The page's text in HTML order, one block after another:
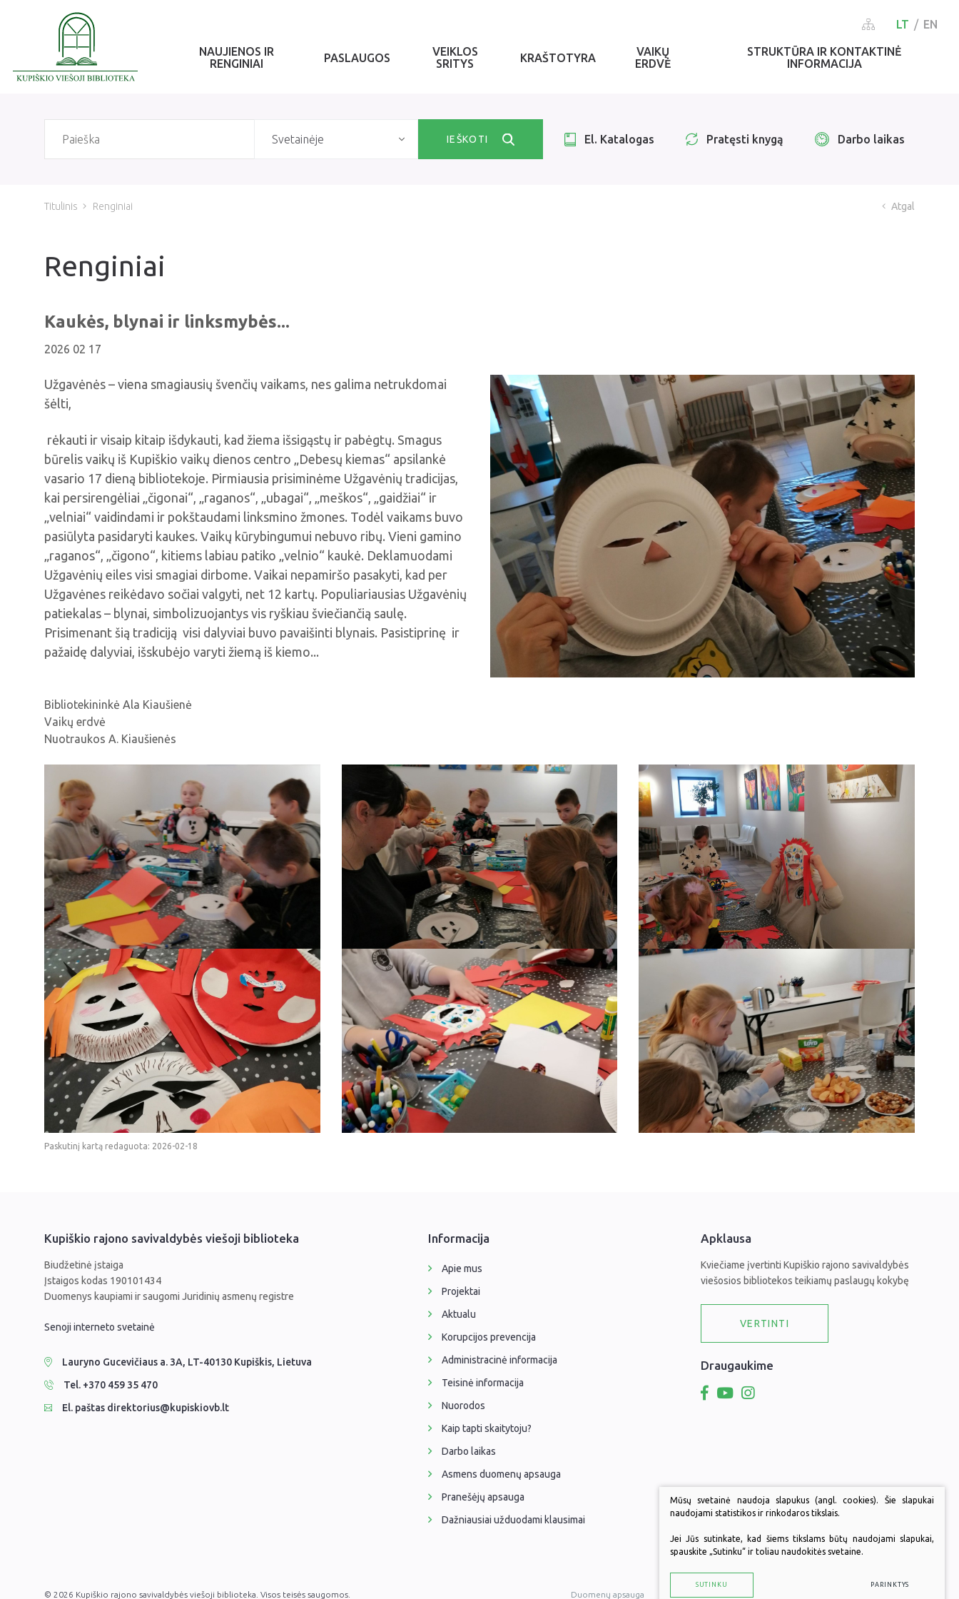
LT EN
NAUJIENOS IR
RENGINIAI
PASLAUGOS
VEIKLOS
SRITYS
KRAŠTOTYRA
VAIKŲ
ERDVĖ
STRUKTŪRA IR KONTAKTINĖ
INFORMACIJA
Svetainėje IEŠKOTI El. Katalogas Pratęsti knygą Darbo laikas
Titulinis Renginiai Atgal
Renginiai
Kaukės, blynai ir linksmybės...
2026 02 17
Užgavėnės – viena smagiausių švenčių vaikams, nes galima netrukdomai
šėlti,
rėkauti ir visaip kitaip išdykauti, kad žiema išsigąstų ir pabėgtų. Smagus
būrelis vaikų iš Kupiškio vaikų dienos centro „Debesų kiemas“ apsilankė
vasario 17 dieną bibliotekoje. Pirmiausia prisiminėme Užgavėnių tradicijas,
kai persirengėliai „čigonai“, „raganos“, „ubagai“, „meškos“, „gaidžiai“ ir
„velniai“ vaidindami ir pokštaudami linksmino žmones. Todėl vaikams buvo
pasiūlyta pasidaryti kaukes. Vaikų kūrybingumui nebuvo ribų. Vieni gamino
„raganos“, „čigono“, kitiems labiau patiko „velnio“ kaukė. Deklamuodami
Užgavėnių eiles visi smagiai dirbome. Vaikai nepamiršo pasakyti, kad per
Užgavėnes reikėdavo sočiai valgyti, net 12 kartų. Populiariausias Užgavėnių
patiekalas – blynai, simbolizuojantys vis ryškiau šviečiančią saulę.
Prisimenant šią tradiciją visi dalyviai buvo pavaišinti blynais. Pasistiprinę ir
pažaidę dalyviai, išskubėjo varyti žiemą iš kiemo...
Bibliotekininkė Ala Kiaušienė
Vaikų erdvė
Nuotraukos A. Kiaušienės
Paskutinį kartą redaguota: 2026-02-18
Kupiškio rajono savivaldybės viešoji biblioteka
Biudžetinė įstaiga
Įstaigos kodas 190101434
Duomenys kaupiami ir saugomi Juridinių asmenų registre
Senoji interneto svetainė
Lauryno Gucevičiaus a. 3A, LT-40130 Kupiškis, Lietuva
Tel. +370 459 35 470
El. paštas direktorius@kupiskiovb.lt
Informacija
Apie mus
Projektai
Aktualu
Korupcijos prevencija
Administracinė informacija
Teisinė informacija
Nuorodos
Kaip tapti skaitytoju?
Darbo laikas
Asmens duomenų apsauga
Pranešėjų apsauga
Dažniausiai užduodami klausimai
Apklausa
Kviečiame įvertinti Kupiškio rajono savivaldybės
viešosios bibliotekos teikiamų paslaugų kokybę
VERTINTI
Draugaukime
© 2026 Kupiškio rajono savivaldybės viešoji biblioteka. Visos teisės saugomos. Duomenų apsauga
Mūsų svetainė naudoja slapukus (angl. cookies). Šie slapukai
naudojami statistikos ir rinkodaros tikslais.
Jei Jūs sutinkate, kad šiems tikslams būtų naudojami slapukai,
spauskite „Sutinku“ ir toliau naudokitės svetaine.
SUTINKU PARINKTYS